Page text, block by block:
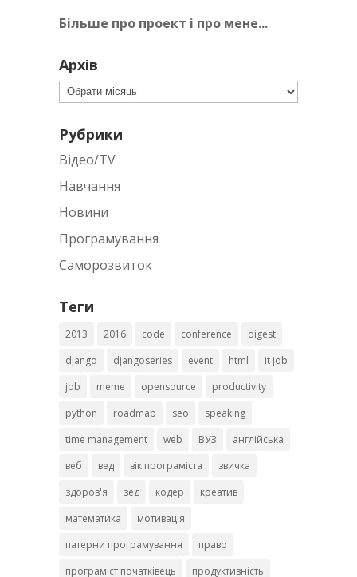
Більше про проект і про мене...
Архів
Архів
Рубрики
Відео/TV
Навчання
Новини
Програмування
Саморозвиток
Теги
2013 2016 code conference
digest
django
djangoseries event html
it job
job
meme opensource
productivity
python
roadmap seo
speaking
time management
web ВУЗ
англійська
веб
вед вік програміста
звичка
здоров'я
зед кодер
креатив
математика
мотивація
патерни програмування
право
програміст початківець
продуктивність